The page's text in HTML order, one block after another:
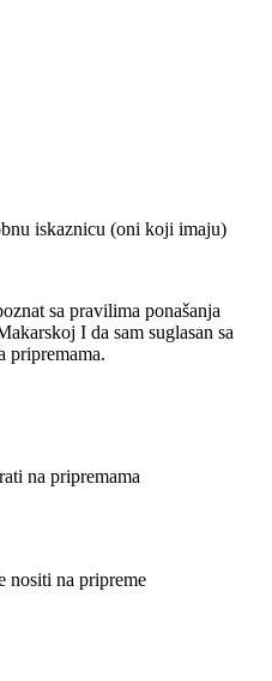
iskaznicu (oni koji imaju)
sa pravilima ponašanja
I da sam suglasan sa
pripremama.
na pripremama
nositi na pripreme